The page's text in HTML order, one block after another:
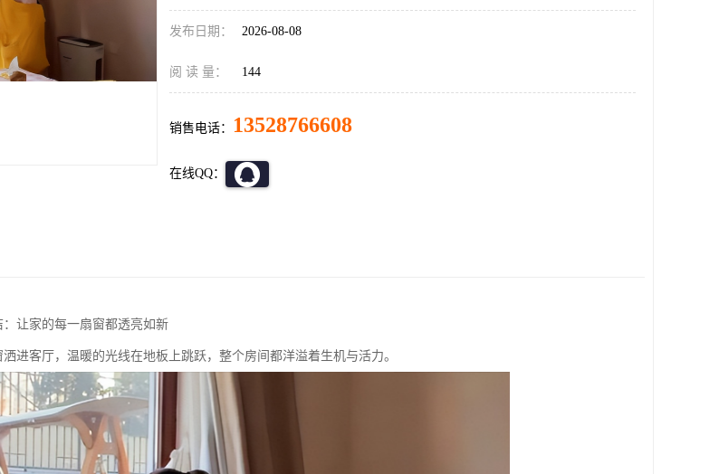
发布日期： 2026-08-08
阅 读 量： 144
销售电话： 13528766608
在线QQ：
让家的每一扇窗都透亮如新
进客厅，温暖的光线在地板上跳跃，整个房间都洋溢着生机与活力。